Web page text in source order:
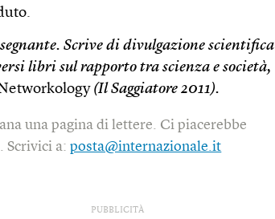
Scrive di divulgazione scientifica
libri sul rapporto tra scienza e società,
(Il Saggiatore 2011).
una pagina di lettere. Ci piacerebbe
Scrivici a:posta@internazionale.it
PUBBLICITÀ